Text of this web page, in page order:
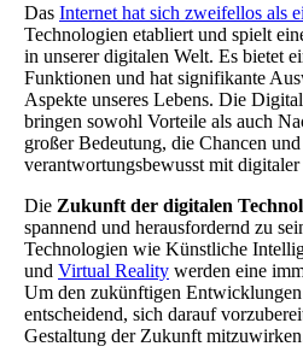
Das Internet hat sich zweifellos als
Technologien etabliert und spielt
in unserer digitalen Welt. Es bietet
Funktionen und hat signifikante
Aspekte unseres Lebens. Die
bringen sowohl Vorteile als auch
großer Bedeutung, die Chancen
verantwortungsbewusst mit
Die Zukunft der digitalen
spannend und herausfordernd zu
Technologien wie Künstliche
und Virtual Reality werden eine
Um den zukünftigen
entscheidend, sich darauf
Gestaltung der Zukunft